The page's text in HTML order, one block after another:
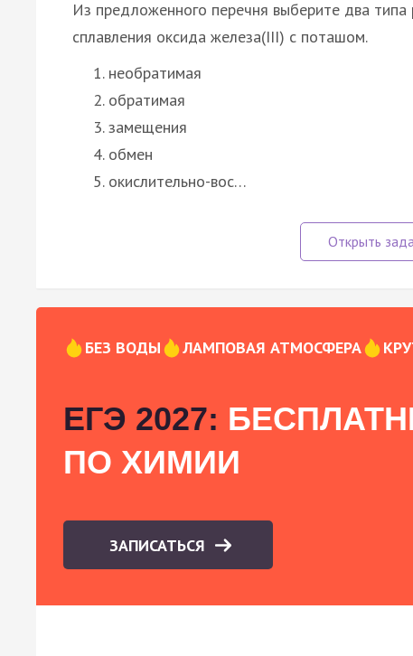
Из предложенного перечня выберите два
сплавления оксида железа(III) с поташом.
необратимая
обратимая
замещения
обмен
окислительно-вос…
БЕЗ ВОДЫ ЛАМПОВАЯ АТМОСФЕРА
ЕГЭ 2027:
ПО ХИМИИ
ЗАПИСАТЬСЯ